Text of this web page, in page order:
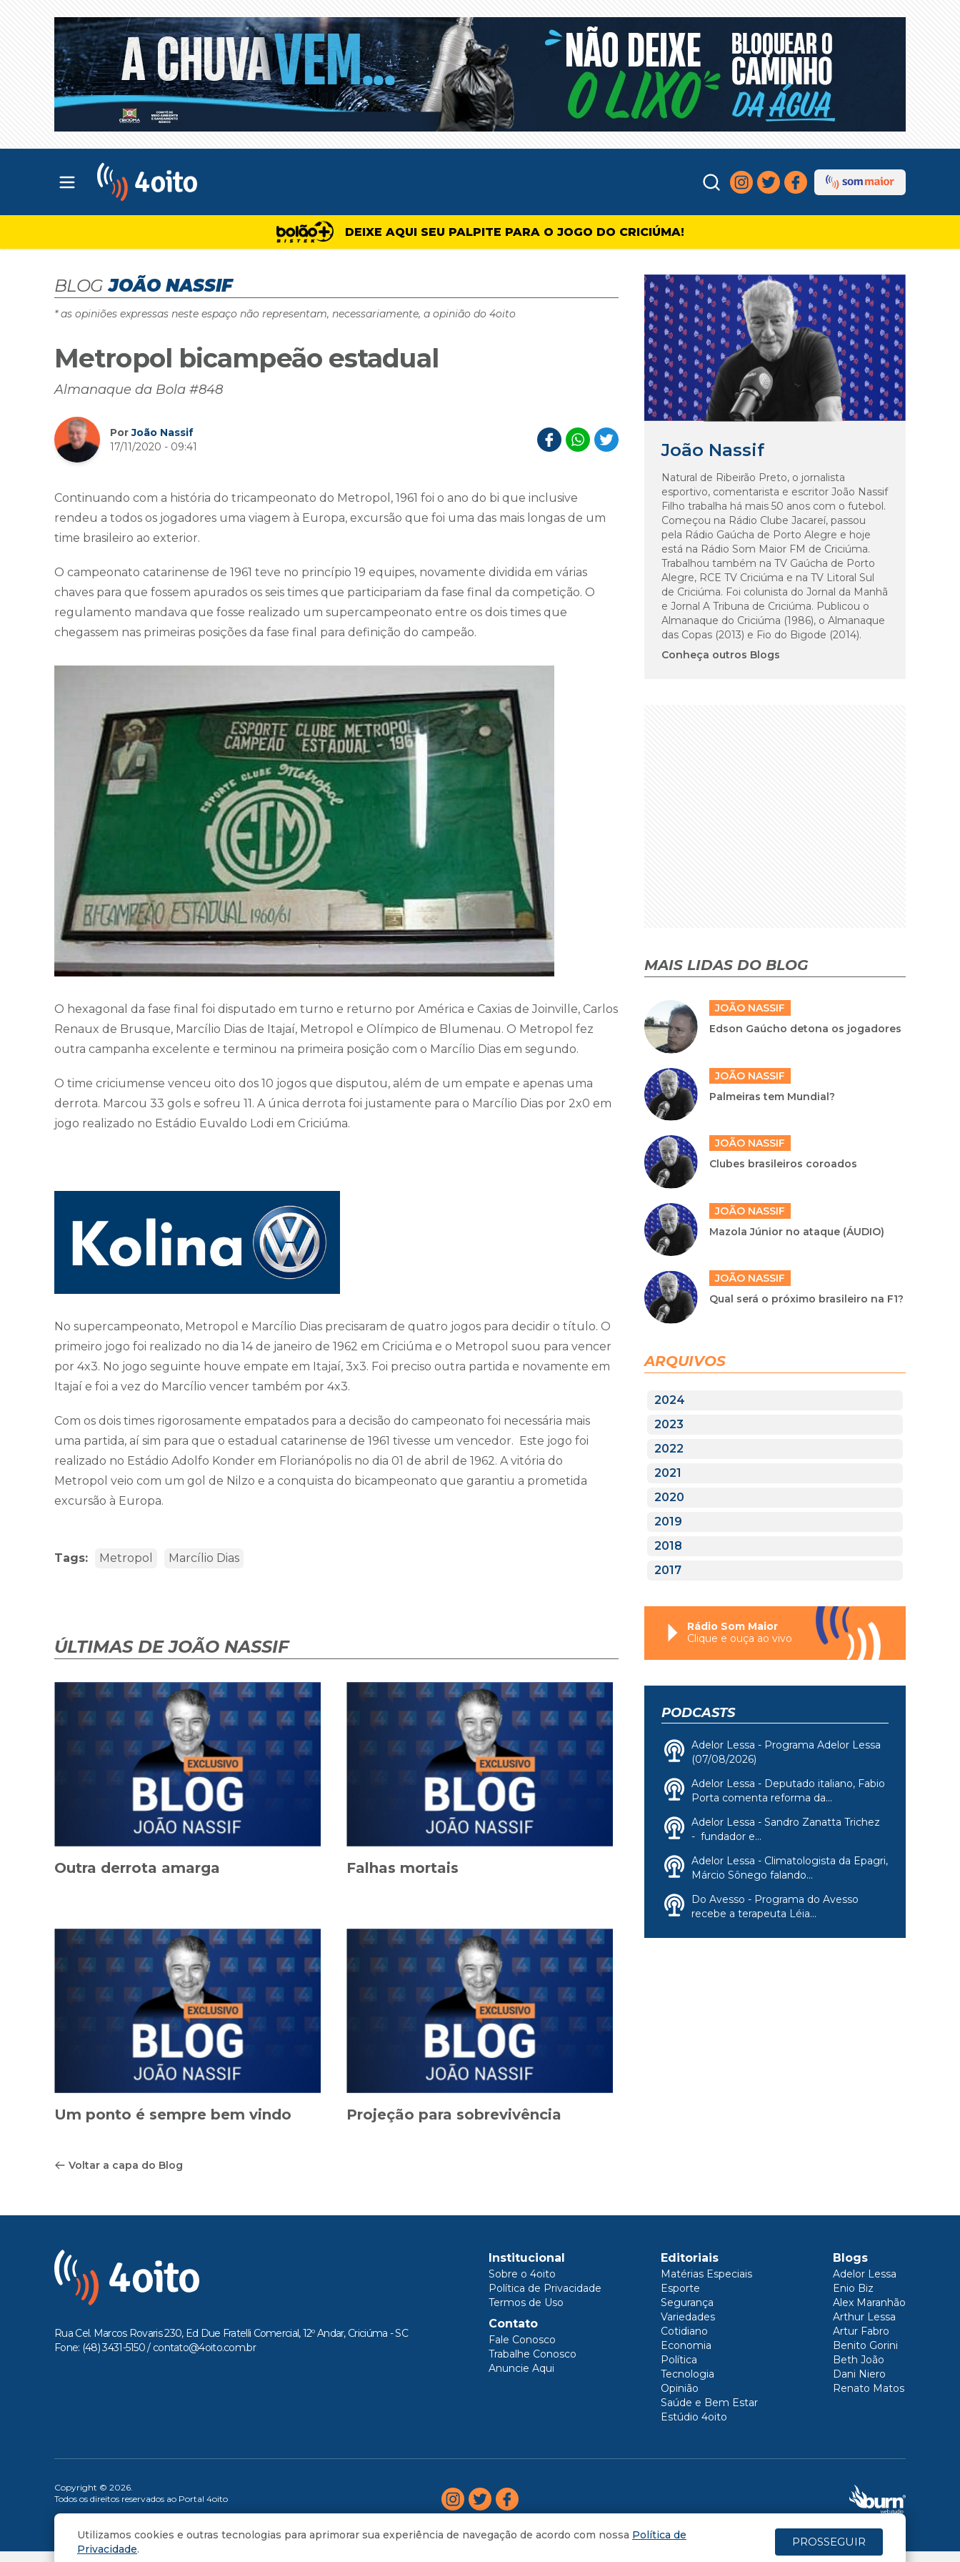
Abrir menu principal
DEIXE AQUI SEU PALPITE PARA O JOGO DO CRICIÚMA!
BLOG JOÃO NASSIF
* as opiniões expressas neste espaço não representam, necessariamente, a opinião do 4oito
Metropol bicampeão estadual
Almanaque da Bola #848
PorJoão Nassif
17/11/2020 - 09:41
Continuando com a história do tricampeonato do Metropol, 1961 foi o ano do bi que inclusive
rendeu a todos os jogadores uma viagem à Europa, excursão que foi uma das mais longas de um
time brasileiro ao exterior.
O campeonato catarinense de 1961 teve no princípio 19 equipes, novamente dividida em várias
chaves para que fossem apurados os seis times que participariam da fase final da competição. O
regulamento mandava que fosse realizado um supercampeonato entre os dois times que
chegassem nas primeiras posições da fase final para definição do campeão.
O hexagonal da fase final foi disputado em turno e returno por América e Caxias de Joinville, Carlos
Renaux de Brusque, Marcílio Dias de Itajaí, Metropol e Olímpico de Blumenau. O Metropol fez
outra campanha excelente e terminou na primeira posição com o Marcílio Dias em segundo.
O time criciumense venceu oito dos 10 jogos que disputou, além de um empate e apenas uma
derrota. Marcou 33 gols e sofreu 11. A única derrota foi justamente para o Marcílio Dias por 2x0 em
jogo realizado no Estádio Euvaldo Lodi em Criciúma.
No supercampeonato, Metropol e Marcílio Dias precisaram de quatro jogos para decidir o título. O
primeiro jogo foi realizado no dia 14 de janeiro de 1962 em Criciúma e o Metropol suou para vencer
por 4x3. No jogo seguinte houve empate em Itajaí, 3x3. Foi preciso outra partida e novamente em
Itajaí e foi a vez do Marcílio vencer também por 4x3.
Com os dois times rigorosamente empatados para a decisão do campeonato foi necessária mais
uma partida, aí sim para que o estadual catarinense de 1961 tivesse um vencedor. Este jogo foi
realizado no Estádio Adolfo Konder em Florianópolis no dia 01 de abril de 1962. A vitória do
Metropol veio com um gol de Nilzo e a conquista do bicampeonato que garantiu a prometida
excursão à Europa.
Tags: Metropol Marcílio Dias
ÚLTIMAS DE JOÃO NASSIF
Outra derrota amarga Falhas mortais
Um ponto é sempre bem vindo Projeção para sobrevivência
Voltar a capa do Blog
João Nassif
Natural de Ribeirão Preto, o jornalista
esportivo, comentarista e escritor João Nassif
Filho trabalha há mais 50 anos com o futebol.
Começou na Rádio Clube Jacareí, passou
pela Rádio Gaúcha de Porto Alegre e hoje
está na Rádio Som Maior FM de Criciúma.
Trabalhou também na TV Gaúcha de Porto
Alegre, RCE TV Criciúma e na TV Litoral Sul
de Criciúma. Foi colunista do Jornal da Manhã
e Jornal A Tribuna de Criciúma. Publicou o
Almanaque do Criciúma (1986), o Almanaque
das Copas (2013) e Fio do Bigode (2014).
Conheça outros Blogs
MAIS LIDAS DO BLOG
JOÃO NASSIF
Edson Gaúcho detona os jogadores
JOÃO NASSIF
Palmeiras tem Mundial?
JOÃO NASSIF
Clubes brasileiros coroados
JOÃO NASSIF
Mazola Júnior no ataque (ÁUDIO)
JOÃO NASSIF
Qual será o próximo brasileiro na F1?
ARQUIVOS
2024
2023
2022
2021
2020
2019
2018
2017
Rádio Som Maior
Clique e ouça ao vivo
PODCASTS
Adelor Lessa - Programa Adelor Lessa
(07/08/2026)
Adelor Lessa - Deputado italiano, Fabio
Porta comenta reforma da...
Adelor Lessa - Sandro Zanatta Trichez
- fundador e...
Adelor Lessa - Climatologista da Epagri,
Márcio Sônego falando...
Do Avesso - Programa do Avesso
recebe a terapeuta Léia...
Rua Cel. Marcos Rovaris 230, Ed Due Fratelli Comercial, 12º Andar, Criciúma - SC
Fone: (48) 3431-5150 / contato@4oito.com.br
Institucional
Sobre o 4oito
Política de Privacidade
Termos de Uso
Contato
Fale Conosco
Trabalhe Conosco
Anuncie Aqui
Editoriais
Matérias Especiais
Esporte
Segurança
Variedades
Cotidiano
Economia
Política
Tecnologia
Opinião
Saúde e Bem Estar
Estúdio 4oito
Blogs
Adelor Lessa
Enio Biz
Alex Maranhão
Arthur Lessa
Artur Fabro
Benito Gorini
Beth João
Dani Niero
Renato Matos
Copyright © 2026.
Todos os direitos reservados ao Portal 4oito
Utilizamos cookies e outras tecnologias para aprimorar sua experiência de navegação de acordo com nossa Política de
Privacidade.
PROSSEGUIR